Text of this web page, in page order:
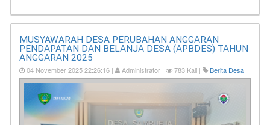
MUSYAWARAH DESA PERUBAHAN ANGGARAN
PENDAPATAN DAN BELANJA DESA (APBDES) TAHUN
ANGGARAN 2025
04 November 2025 22:26:16 | Administrator | 783 Kali | Berita Desa